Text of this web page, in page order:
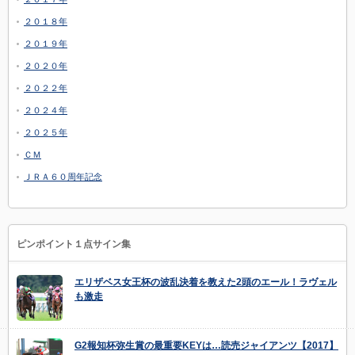
２０１８年
２０１９年
２０２０年
２０２２年
２０２４年
２０２５年
ＣＭ
ＪＲＡ６０周年記念
ピンポイント１点サイン集
エリザベス女王杯の波乱決着を教えた2頭のエール！ラヴェル
も激走
G2報知杯弥生賞の最重要KEYは…読売ジャイアンツ【2017】